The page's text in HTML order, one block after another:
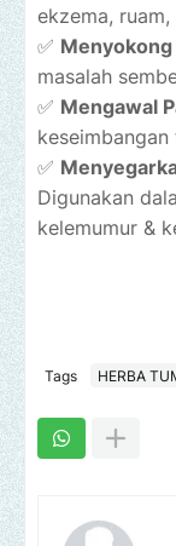
ekzema,
✅ Menyokong
masalah
✅ Mengawal
✅
Digunakan
kelemumur &
Tags HERBA